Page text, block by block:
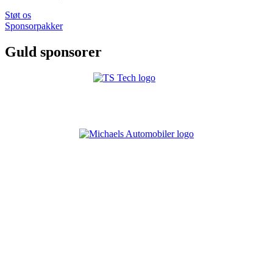
Støt os
Sponsorpakker
Guld sponsorer